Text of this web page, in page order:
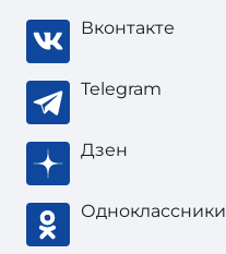
Вконтакте
Telegram
Дзен
Одноклассники